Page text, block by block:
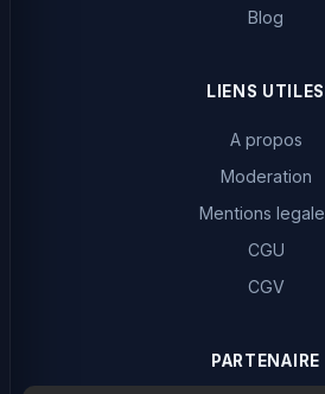
Blog
LIENS UTILES
A propos
Moderation
Mentions
CGU
CGV
PARTENAIRE